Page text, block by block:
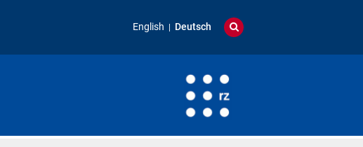
English Deutsch